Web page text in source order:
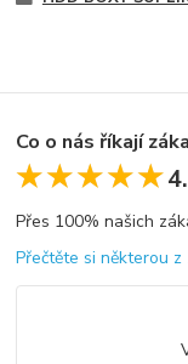
Co o nás říkají
★★★★★
★★★★★
Přes 100% našich
Přečtěte si některou